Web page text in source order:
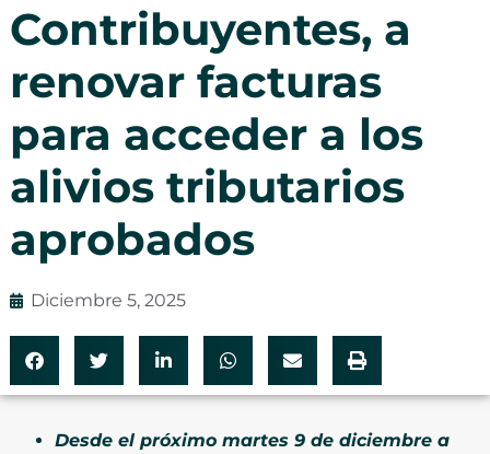
Contribuyentes, a
renovar facturas
para acceder a los
alivios tributarios
aprobados
Diciembre 5, 2025
Desde el próximo martes 9 de diciembre a